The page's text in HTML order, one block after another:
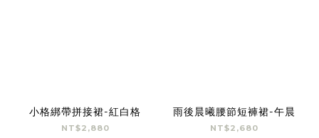
小格綁帶拼接裙-紅白格
NT$2,880
雨後晨曦腰節短褲裙-午晨
NT$2,680